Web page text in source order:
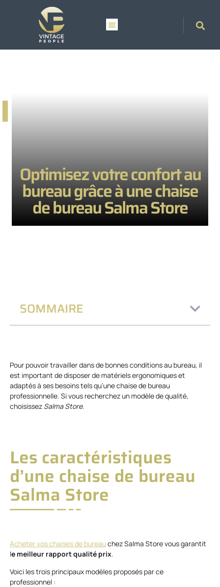
Optimisez votre confort au
bureau grâce à une chaise
de bureau Salma Store
SOMMAIRE
Pour pouvoir travailler dans de bonnes conditions au bureau, il
est important de disposer de matériels ergonomiques et
adaptés à ses besoins tels qu’une chaise de bureau
professionnelle. Si vous recherchez un modèle de qualité,
choisissez Salma Store.
Les caractéristiques
d’une chaise de bureau
Salma Store
Acheter vos chaises de bureauchez Salma Store vous garantit
le meilleur rapport qualité prix.
Voici les trois principaux modèles proposés par ce
professionnel :